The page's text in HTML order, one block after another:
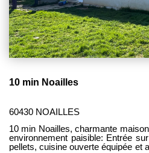
10 min Noailles
60430 NOAILLES
10 min Noailles, charmante
environnement paisible: Entrée sur séjour double avec poêle à
pellets, cuisine ouverte équipée et